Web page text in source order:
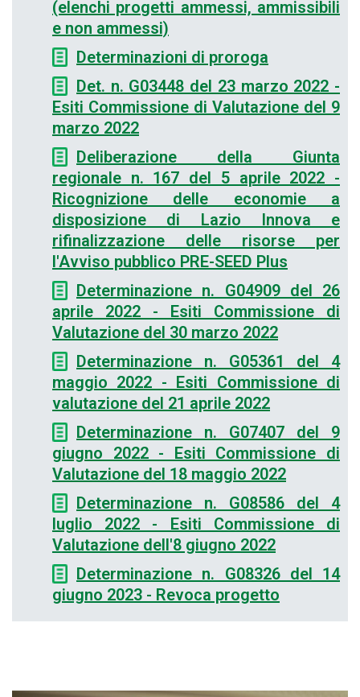
(elenchi progetti ammessi, ammissibili
e non ammessi)
Determinazioni di proroga
Det. n. G03448 del 23 marzo 2022 -
Esiti Commissione di Valutazione del 9
marzo 2022
Deliberazione della Giunta
regionale n. 167 del 5 aprile 2022 -
Ricognizione delle economie a
disposizione di Lazio Innova e
rifinalizzazione delle risorse per
l'Avviso pubblico PRE-SEED Plus
Determinazione n. G04909 del 26
aprile 2022 - Esiti Commissione di
Valutazione del 30 marzo 2022
Determinazione n. G05361 del 4
maggio 2022 - Esiti Commissione di
valutazione del 21 aprile 2022
Determinazione n. G07407 del 9
giugno 2022 - Esiti Commissione di
Valutazione del 18 maggio 2022
Determinazione n. G08586 del 4
luglio 2022 - Esiti Commissione di
Valutazione dell'8 giugno 2022
Determinazione n. G08326 del 14
giugno 2023 - Revoca progetto